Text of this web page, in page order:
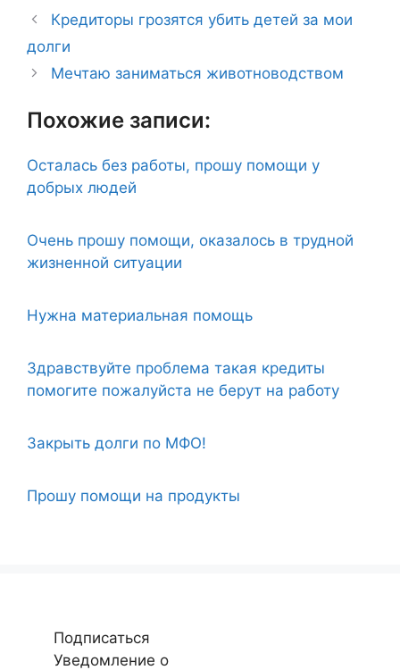
Кредиторы грозятся убить детей за мои
долги
Мечтаю заниматься животноводством
Похожие записи:
Осталась без работы, прошу помощи у
добрых людей
Очень прошу помощи, оказалось в трудной
жизненной ситуации
Нужна материальная помощь
Здравствуйте проблема такая кредиты
помогите пожалуйста не берут на работу
Закрыть долги по МФО!
Прошу помощи на продукты
Подписаться
Уведомление о